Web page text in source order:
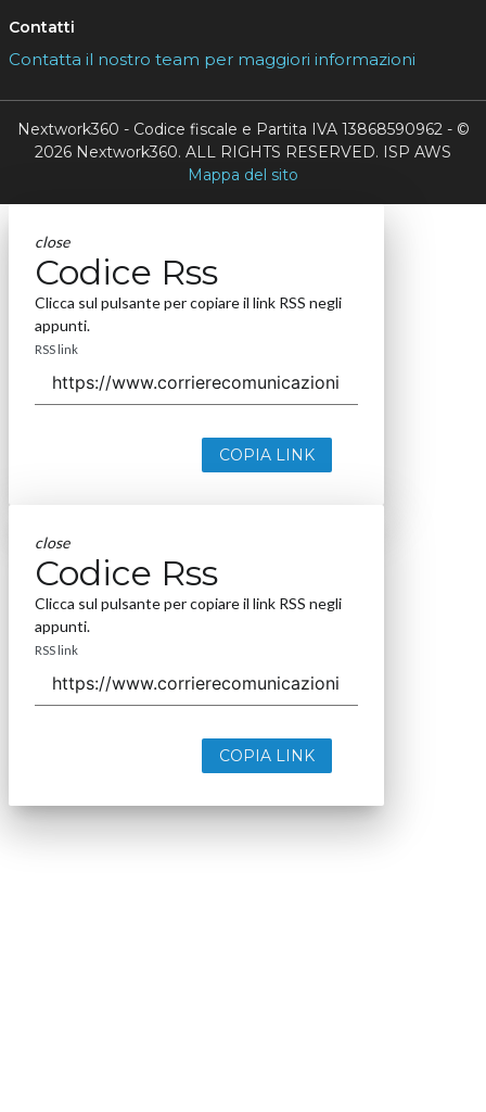
Contatti
Contatta il nostro team per maggiori informazioni
Nextwork360 - Codice fiscale e Partita IVA 13868590962 - ©
2026 Nextwork360. ALL RIGHTS RESERVED. ISP AWS
Mappa del sito
close
Codice Rss
Clicca sul pulsante per copiare il link RSS negli
appunti.
RSS link
COPIA LINK
close
Codice Rss
Clicca sul pulsante per copiare il link RSS negli
appunti.
RSS link
COPIA LINK